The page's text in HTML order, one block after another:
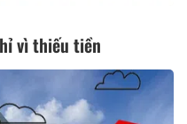
vì thiếu tiền